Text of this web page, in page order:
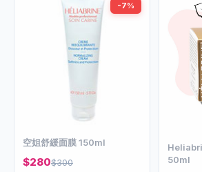
-7%
空姐舒緩面膜 150ml
$280$300
50ml